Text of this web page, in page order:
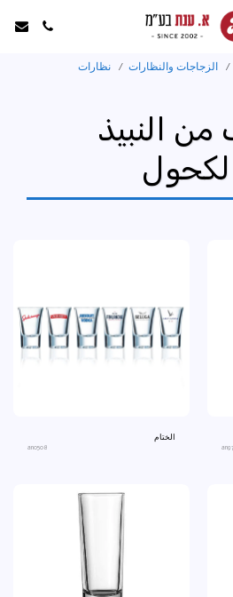
الزجاجات والنظارات
نظارات
من النبيذ
الختام
an0508